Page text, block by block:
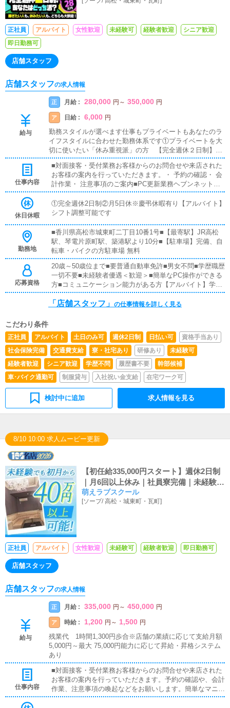
正社員 アルバイト 女性歓迎 未経験可 経験者歓迎
シニア歓迎
即日勤務可
店舗スタッフ
店舗スタッフの求人情報
給与
正 月給 : 280,000 円 ～ 350,000 円
ア 日給 : 6,000 円
勤務スタイルが選べます仕事もプライベートもあなたのラ
イフスタイルに合わせた勤務体系です①プライベートを大
切に使いたい「休み重視派」の方 【完全週休２日制】月
給28万円②がっつり稼ぎたい「給与重視派」の方 【月5
日休】月給35万円※働きながら勤務スタイルの変更も可能
です※有給休暇有り【アルバイト】日給6,000円※もっと稼
ぎたい方は面接時にお伝えください。
仕事内容
■対面接客・受付業務お客様からのお問合せや来店された
お客様の案内を行っていただきます。・ 予約の確認・ 会
計作業・ 注意事項のご案内■PC更新業務ヘブンネットな
どのポータルサイトで、店舗情報の更新を行います。・
キャストの出勤情報やイベントの更新・ 求人ブログの作
成（簡単な文字入力ができればOK）＜ボタンを押すだけ
めます。■清掃・備品管理お客様やキャストの方が快適に
過ごせるように、・ 店内の清掃・ 備品の管理・補充をお
願いします。■キャストサポートキャストの方が安心して
働けるようにサポート！・ シフト管理：出勤スケジュー
ルの調整や変更対応・ 体調・メンタルケア：キャストの
体調や悩みの相談対応・ 業務フォロー：業務の質問対応
や働きやすい環境作りしっかりサポートしていく、やりが
いのあるお仕事です！【アルバイト】店舗内業務、電話・
メール対応、清掃ほか正社員の手伝い
休日休暇
①完全週休2日制②月5日休※慶弔休暇有り【アルバイト】
シフト調整可能です
勤務地
■香川県高松市城東町二丁目10番1号■【最寄駅】JR高松
駅、琴電片原町駅、築港駅より10分■【駐車場】完備、自
転車・バイクの方駐車場 無料
応募資格
20歳～50歳位まで■要普通自動車免許■男女不問■学歴職歴
一切不要■未経験者優遇＜歓迎＞■簡単なPC操作ができる
方■コミュニケーション能力がある方【アルバイト】学生
OK ※18歳未満（高校生）不可wワークOK！副業に最適
「店舗スタッフ」 の仕事情報を詳しく見る
こだわり条件
正社員 アルバイト 土日のみ可 週休2日制 日払い可
資格手当あり
社会保険完備
交通費支給 寮・社宅あり 研修あり
未経験可
経験者歓迎
シニア歓迎 学歴不問 履歴書不要
幹部候補
車･バイク通勤可
制服貸与 入社祝い金支給 在宅ワーク可
検討中に追加 求人情報を見る
8/10 10:00 求人ムービー更新
【初任給335,000円スタート】週休2日制
｜月6回以上休み｜社員寮完備｜未経験で
もOK
萌えラブスクール
[ソープ/高松・城東町・瓦町]
正社員 アルバイト 女性歓迎 未経験可 経験者歓迎 即日勤務可
店舗スタッフ
店舗スタッフの求人情報
給与
正 月給 : 335,000 円 ～ 450,000 円
ア 時給 : 1,200 円 ～ 1,500 円
残業代 1時間1,300円歩合※店舗の業績に応じて支給月額
5,000円～最大 75,000円能力に応じて昇給・昇格システム
あり
仕事内容
■対面接客・受付業務お客様からのお問合せや来店された
お客様の案内を行っていただきます。予約の確認や、会計
作業、注意事項の喚起などをお願いします。簡単なマニュ
アルや、先輩スタッフに付いて業務内容を見ながら徐々に